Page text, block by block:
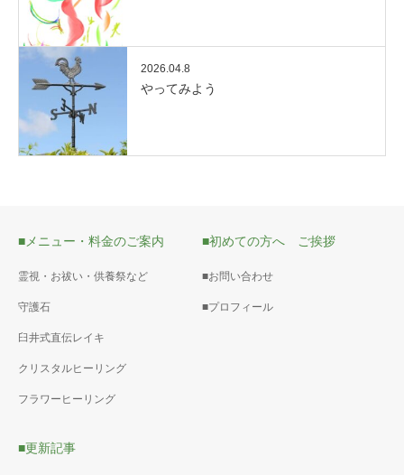
2026.04.8
やってみよう
■メニュー・料金のご案内
霊視・お祓い・供養祭など
守護石
臼井式直伝レイキ
クリスタルヒーリング
フラワーヒーリング
■初めての方へ ご挨拶
■お問い合わせ
■プロフィール
■更新記事